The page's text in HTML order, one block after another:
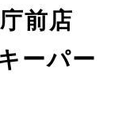
庁前店
ーパー